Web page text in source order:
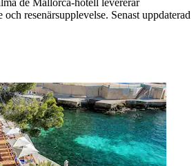
resenärsupplevelse. Senast uppdaterad